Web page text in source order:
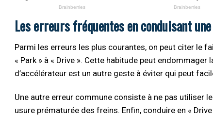
Les erreurs fréquentes en conduisant
Parmi les erreurs les plus courantes, on peut citer le
« Park » à « Drive ». Cette habitude peut
d’accélérateur est un autre geste à éviter qui peut
Une autre erreur commune consiste à ne pas utiliser
usure prématurée des freins. Enfin, conduire en «